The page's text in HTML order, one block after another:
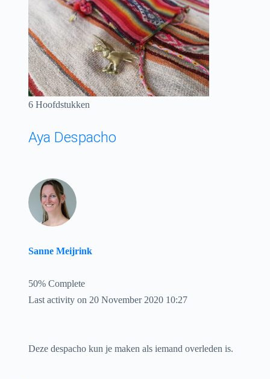
6 Hoofdstukken
Aya Despacho
Sanne Meijrink
50% Complete
Last activity on 20 November 2020 10:27
Deze despacho kun je maken als iemand overleden is.